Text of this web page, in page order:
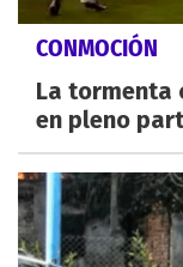
CONMOCIÓN
La tormenta
en pleno